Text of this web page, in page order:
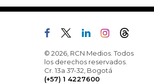
© 2026, RCN Medios. Todos
los derechos reservados.
Cr. 13a 37-32, Bogotá
(+57) 1 4227600